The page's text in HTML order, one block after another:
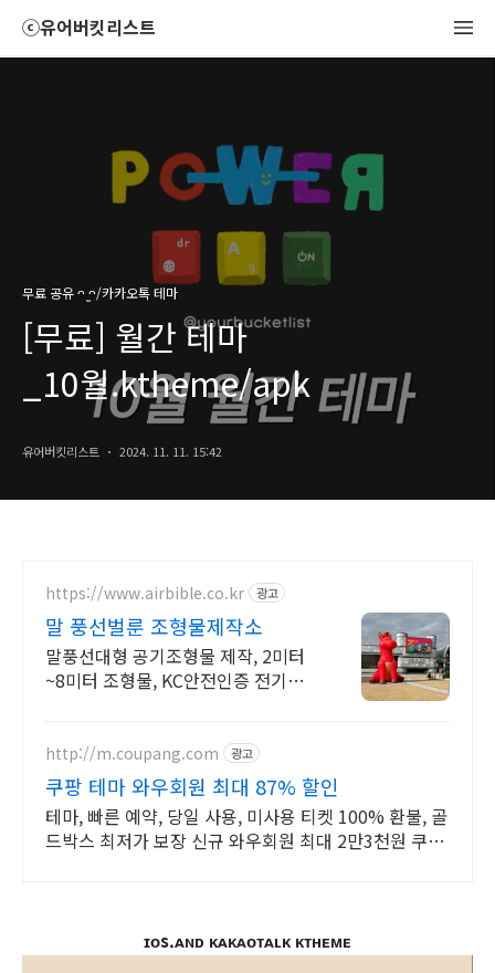
ⓒ유어버킷리스트
무료 공유 ᴖ ̫ᴖ/카카오톡 테마
[무료] 월간 테마
_10월.ktheme/apk
유어버킷리스트 2024. 11. 11. 15:42
https://www.airbible.co.kr 광고
말 풍선벌룬 조형물제작소
말풍선대형 공기조형물 제작, 2미터
~8미터 조형물, KC안전인증 전기부
http://m.coupang.com 광고
쿠팡 테마 와우회원 최대 87% 할인
테마, 빠른 예약, 당일 사용, 미사용 티켓 100% 환불, 골
드박스 최저가 보장 신규 와우회원 최대 2만3천원 쿠폰
ɪᴏs.ᴀɴᴅ ᴋᴀᴋᴀᴏᴛᴀʟᴋ ᴋᴛʜᴇᴍᴇ